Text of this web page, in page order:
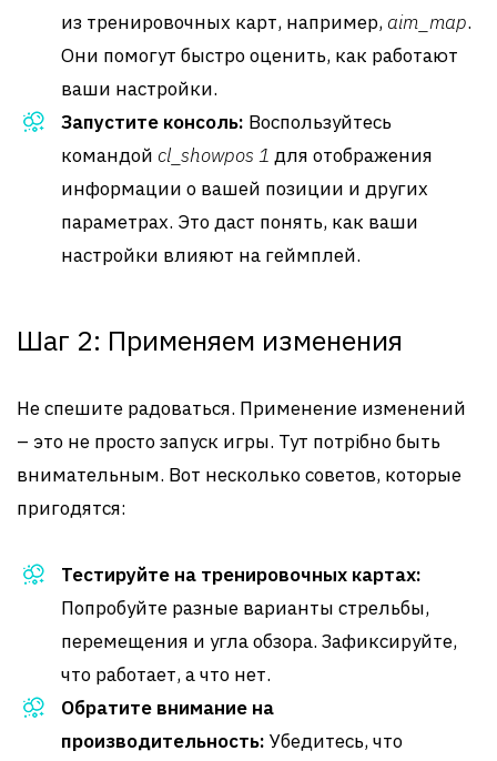
из тренировочных карт, например, aim_map.
Они помогут быстро оценить, как работают
ваши настройки.
Запустите консоль: Воспользуйтесь
командой cl_showpos 1 для отображения
информации о вашей позиции и других
параметрах. Это даст понять, как ваши
настройки влияют на геймплей.
Шаг 2: Применяем изменения
Не спешите радоваться. Применение изменений
– это не просто запуск игры. Тут потрібно быть
внимательным. Вот несколько советов, которые
пригодятся:
Тестируйте на тренировочных картах:
Попробуйте разные варианты стрельбы,
перемещения и угла обзора. Зафиксируйте,
что работает, а что нет.
Обратите внимание на
производительность: Убедитесь, что